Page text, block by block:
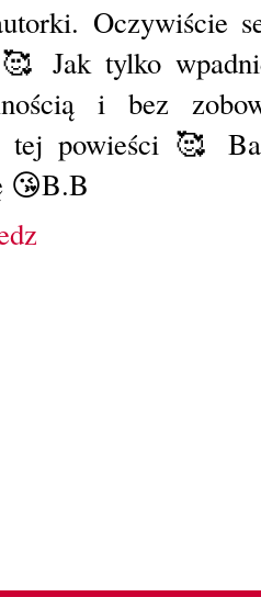
Oczywiście
Jak tylko
i bez
tej powieści 🥰
😘B.B